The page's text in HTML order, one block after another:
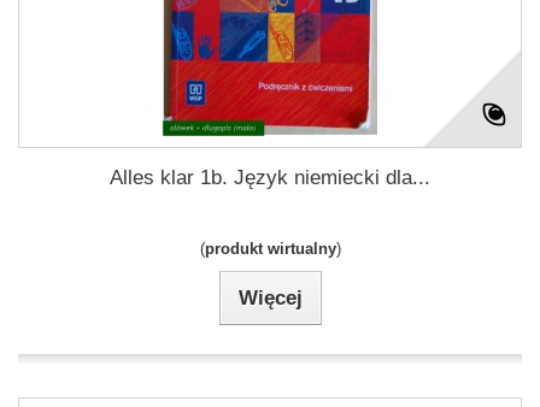
Alles klar 1b. Język niemiecki dla...
(produkt wirtualny)
Więcej